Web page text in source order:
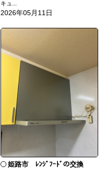
キュ...
2026年05月11日
姫路市 ﾚﾝｼﾞﾌｰﾄﾞの交換